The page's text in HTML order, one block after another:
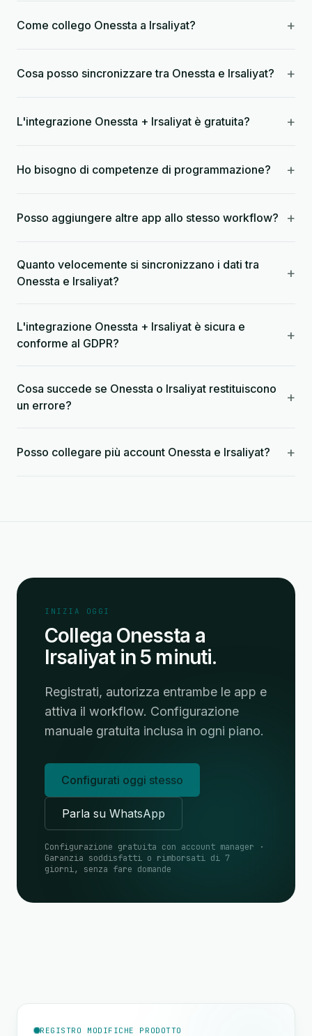
Come collego Onessta a Irsaliyat? +
Cosa posso sincronizzare tra Onessta e Irsaliyat? +
L'integrazione Onessta + Irsaliyat è gratuita? +
Ho bisogno di competenze di programmazione? +
Posso aggiungere altre app allo stesso workflow? +
Quanto velocemente si sincronizzano i dati tra
Onessta e Irsaliyat?
+
L'integrazione Onessta + Irsaliyat è sicura e
conforme al GDPR?
+
Cosa succede se Onessta o Irsaliyat restituiscono
un errore?
+
Posso collegare più account Onessta e Irsaliyat? +
INIZIA OGGI
Collega Onessta a
Irsaliyat in 5 minuti.
Registrati, autorizza entrambe le app e
attiva il workflow. Configurazione
manuale gratuita inclusa in ogni piano.
Configurati oggi stesso
Parla su WhatsApp
Configurazione gratuita con account manager ·
Garanzia soddisfatti o rimborsati di 7
giorni, senza fare domande
REGISTRO MODIFICHE PRODOTTO